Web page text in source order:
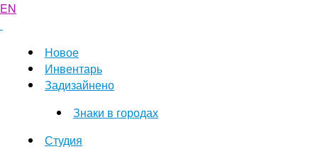
EN
Новое
Инвентарь
Задизайнено
Знаки в городах
Студия